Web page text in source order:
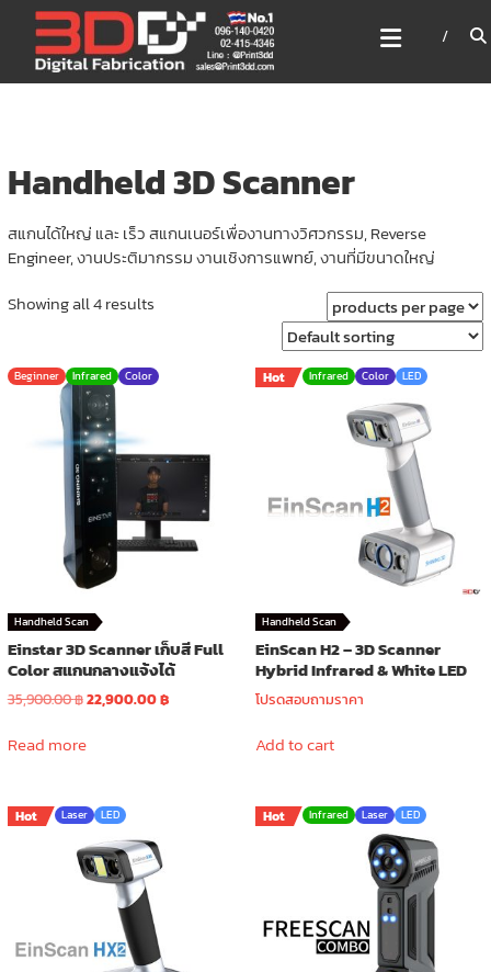
content
3DD DIGITAL FABRICATION
เครื่องพิมพ์3มิติ สแกนเนอร์
เลเซอร์
Handheld 3D Scanner
สแกนได้ใหญ่ และ เร็ว สแกนเนอร์เพื่องานทางวิศวกรรม, Reverse
Engineer, งานประติมากรรม งานเชิงการแพทย์, งานที่มีขนาดใหญ่
Showing all 4 results
Beginner Infrared Color
Handheld Scan
Einstar 3D Scanner เก็บสี Full
Color สแกนกลางแจ้งได้
35,900.00฿Original
was:
22,900.00฿Current
Read more
Hot Infrared Color LED
Handheld Scan
EinScan H2 – 3D Scanner
Hybrid Infrared & White LED
โปรดสอบถามราคา
Add to cart
Hot Laser LED Hot Infrared Laser LED